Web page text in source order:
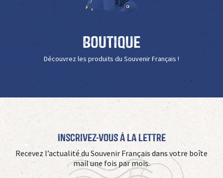
Boutique
Découvrez les produits du Souvenir Français !
Inscrivez-vous à La Lettre
Recevez l’actualité du Souvenir Français dans votre boîte
mail une fois par mois.